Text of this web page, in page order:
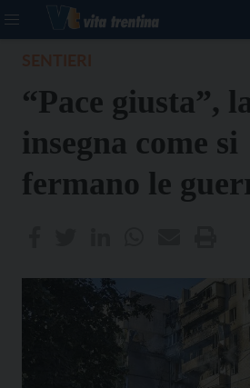
“Pace giusta”,
insegna come si
fermano le